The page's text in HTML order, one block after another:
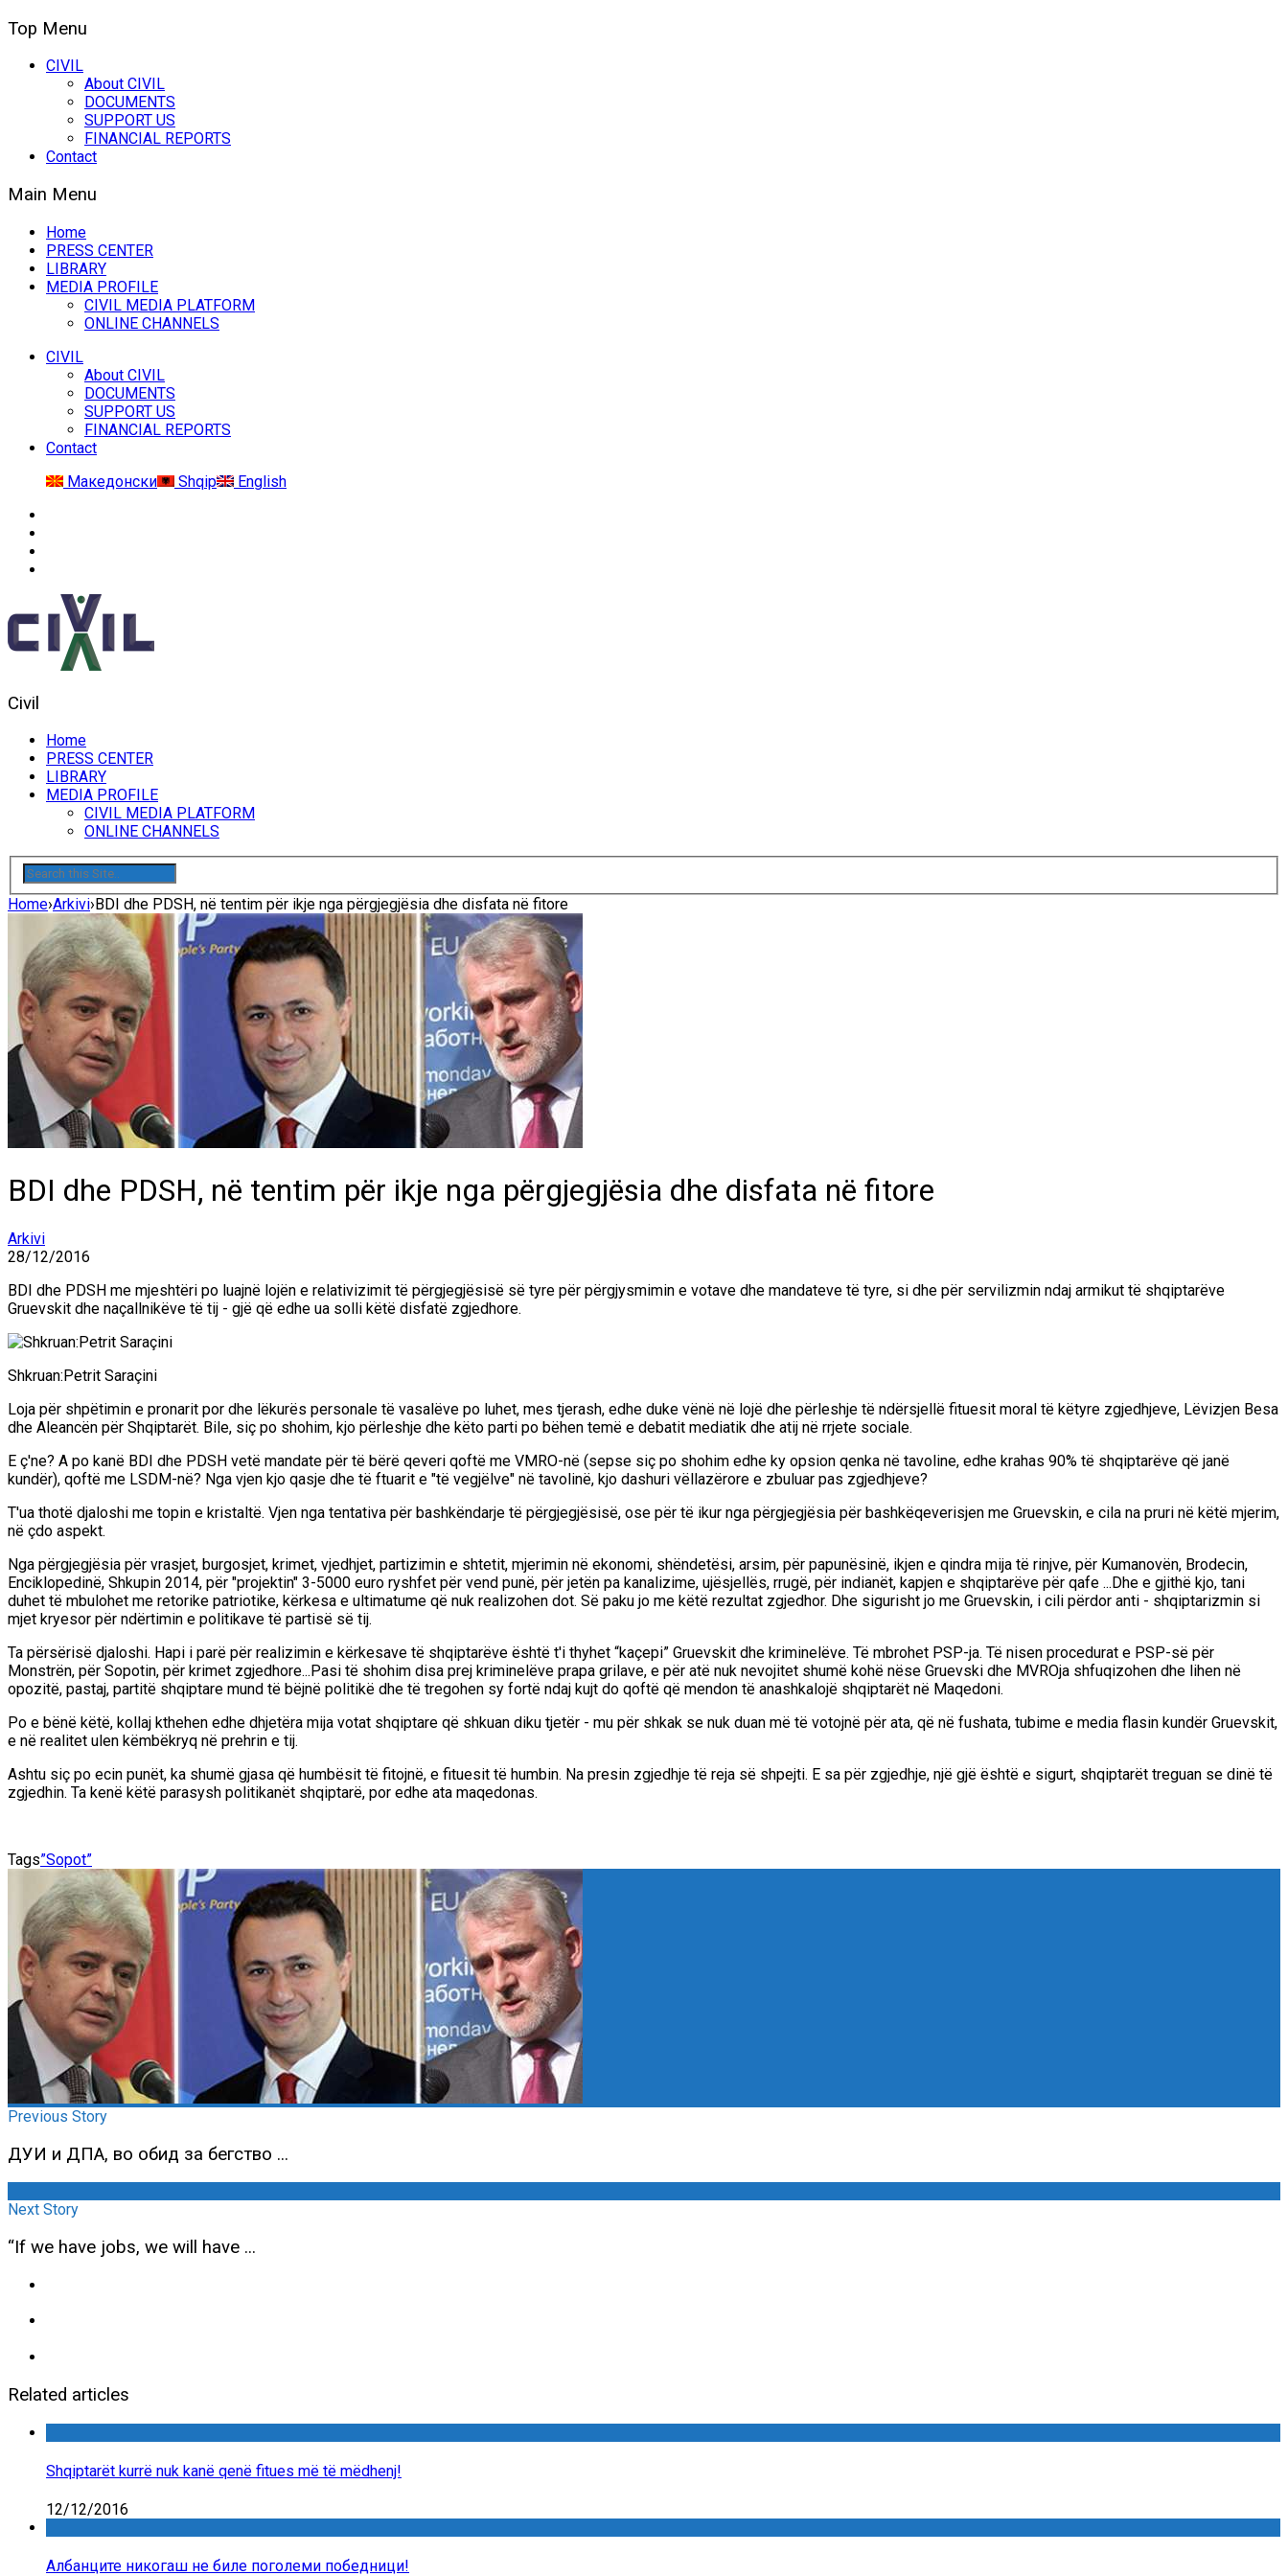
Top Menu
CIVIL
About CIVIL
DOCUMENTS
SUPPORT US
FINANCIAL REPORTS
Contact
Main Menu
Home
PRESS CENTER
LIBRARY
MEDIA PROFILE
CIVIL MEDIA PLATFORM
ONLINE CHANNELS
CIVIL
About CIVIL
DOCUMENTS
SUPPORT US
FINANCIAL REPORTS
Contact
Македонски
Shqip English
Civil
Home
PRESS CENTER
LIBRARY
MEDIA PROFILE
CIVIL MEDIA PLATFORM
ONLINE CHANNELS
Home›Arkivi›BDI dhe PDSH, në tentim për ikje nga përgjegjësia dhe disfata në fitore
BDI dhe PDSH, në tentim për ikje nga përgjegjësia dhe disfata në fitore
Arkivi
28/12/2016
BDI dhe PDSH me mjeshtëri po luajnë lojën e relativizimit të përgjegjësisë së tyre për përgjysmimin e votave dhe mandateve të tyre, si dhe për servilizmin ndaj armikut të shqiptarëve
Gruevskit dhe naçallnikëve të tij - gjë që edhe ua solli këtë disfatë zgjedhore.
Shkruan:Petrit Saraçini
Loja për shpëtimin e pronarit por dhe lëkurës personale të vasalëve po luhet, mes tjerash, edhe duke vënë në lojë dhe përleshje të ndërsjellë fituesit moral të këtyre zgjedhjeve, Lëvizjen Besa
dhe Aleancën për Shqiptarët. Bile, siç po shohim, kjo përleshje dhe këto parti po bëhen temë e debatit mediatik dhe atij në rrjete sociale.
E ç'ne? A po kanë BDI dhe PDSH vetë mandate për të bërë qeveri qoftë me VMRO-në (sepse siç po shohim edhe ky opsion qenka në tavoline, edhe krahas 90% të shqiptarëve që janë
kundër), qoftë me LSDM-në? Nga vjen kjo qasje dhe të ftuarit e "të vegjëlve" në tavolinë, kjo dashuri vëllazërore e zbuluar pas zgjedhjeve?
T'ua thotë djaloshi me topin e kristaltë. Vjen nga tentativa për bashkëndarje të përgjegjësisë, ose për të ikur nga përgjegjësia për bashkëqeverisjen me Gruevskin, e cila na pruri në këtë mjerim,
në çdo aspekt.
Nga përgjegjësia për vrasjet, burgosjet, krimet, vjedhjet, partizimin e shtetit, mjerimin në ekonomi, shëndetësi, arsim, për papunësinë, ikjen e qindra mija të rinjve, për Kumanovën, Brodecin,
Enciklopedinë, Shkupin 2014, për "projektin" 3-5000 euro ryshfet për vend punë, për jetën pa kanalizime, ujësjellës, rrugë, për indianët, kapjen e shqiptarëve për qafe ...Dhe e gjithë kjo, tani
duhet të mbulohet me retorike patriotike, kërkesa e ultimatume që nuk realizohen dot. Së paku jo me këtë rezultat zgjedhor. Dhe sigurisht jo me Gruevskin, i cili përdor anti - shqiptarizmin si
mjet kryesor për ndërtimin e politikave të partisë së tij.
Ta përsërisë djaloshi. Hapi i parë për realizimin e kërkesave të shqiptarëve është t'i thyhet “kaçepi” Gruevskit dhe kriminelëve. Të mbrohet PSP-ja. Të nisen procedurat e PSP-së për
Monstrën, për Sopotin, për krimet zgjedhore...Pasi të shohim disa prej kriminelëve prapa grilave, e për atë nuk nevojitet shumë kohë nëse Gruevski dhe MVROja shfuqizohen dhe lihen në
opozitë, pastaj, partitë shqiptare mund të bëjnë politikë dhe të tregohen sy fortë ndaj kujt do qoftë që mendon të anashkalojë shqiptarët në Maqedoni.
Po e bënë këtë, kollaj kthehen edhe dhjetëra mija votat shqiptare që shkuan diku tjetër - mu për shkak se nuk duan më të votojnë për ata, që në fushata, tubime e media flasin kundër Gruevskit,
e në realitet ulen këmbëkryq në prehrin e tij.
Ashtu siç po ecin punët, ka shumë gjasa që humbësit të fitojnë, e fituesit të humbin. Na presin zgjedhje të reja së shpejti. E sa për zgjedhje, një gjë është e sigurt, shqiptarët treguan se dinë të
zgjedhin. Ta kenë këtë parasysh politikanët shqiptarë, por edhe ata maqedonas.
Tags”Sopot”
Previous Story
ДУИ и ДПА, во обид за бегство ...
Next Story
“If we have jobs, we will have ...
Related articles
Shqiptarët kurrë nuk kanë qenë fitues më të mëdhenj!
12/12/2016
Албанците никогаш не биле поголеми победници!